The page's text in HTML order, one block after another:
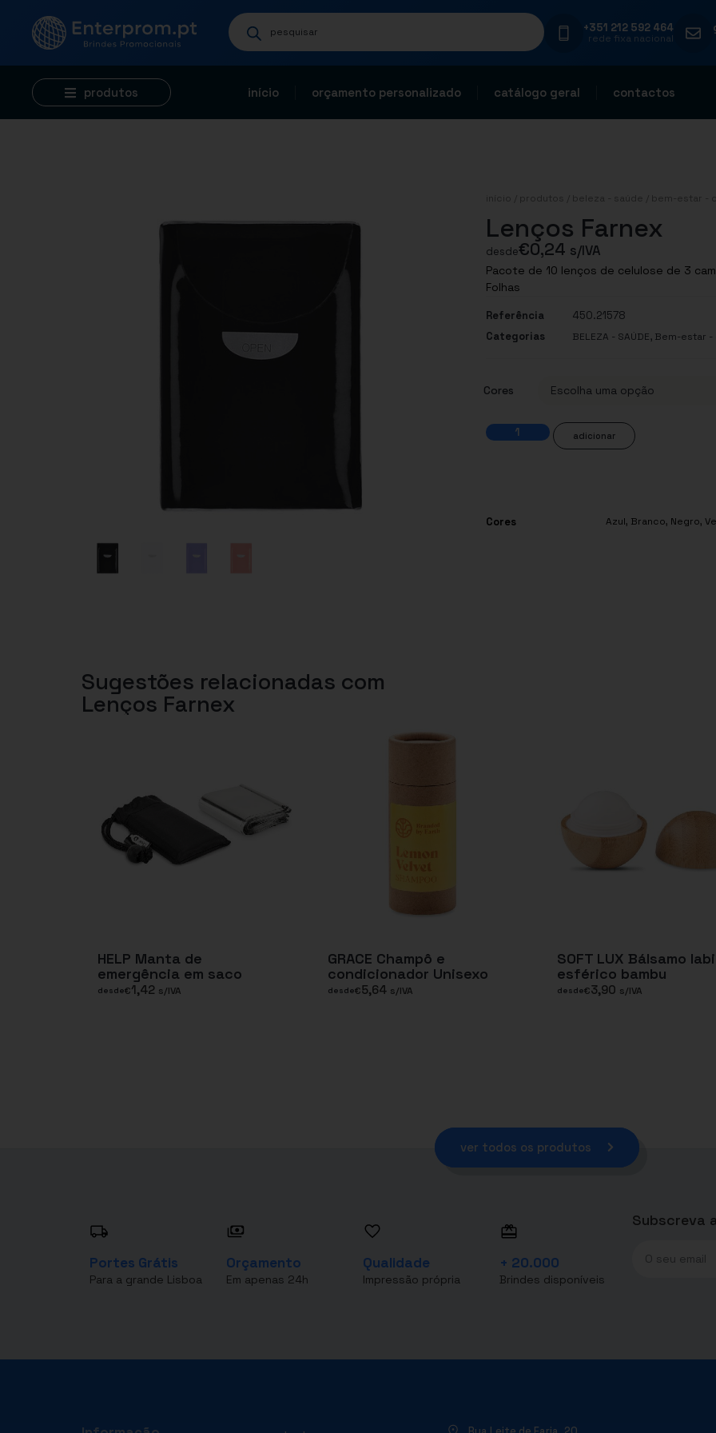
+351 212 592 464
rede fixa nacional
produtos início orçamento personalizado catálogo geral contactos
início produtos beleza - saúde bem-estar -
Lenços Farnex
desde€0,24 s/IVA
Pacote de 10 lenços de celulose de 3
Folhas
Referência
450.21578
Categorias
BELEZA - SAÚDE, Bem-estar -
Cores
adicionar
Cores Azul, Branco, Negro,
Sugestões relacionadas com
Lenços Farnex
HELP Manta de
emergência em saco
desde€1,42 s/IVA
GRACE Champô e
condicionador Unisexo
desde€5,64 s/IVA
SOFT LUX Bálsamo
esférico bambu
desde€3,90 s/IVA
ver todos os produtos
Portes Grátis
Para a grande Lisboa
Orçamento
Em apenas 24h
Qualidade
Impressão própria
+ 20.000
Brindes disponíveis
Subscreva